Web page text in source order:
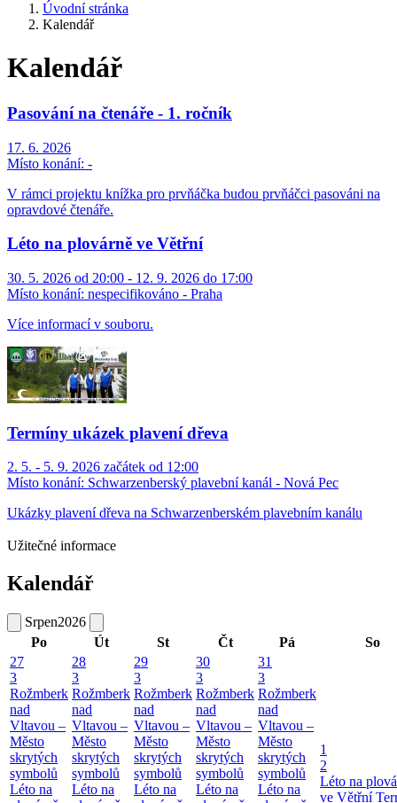
Úvodní stránka
Kalendář
Kalendář
Pasování na čtenáře - 1. ročník
17. 6. 2026
Místo konání: -
V rámci projektu knížka pro prvňáčka budou prvňáčci pasováni na
opravdové čtenáře.
Léto na plovárně ve Větřní
30. 5. 2026 od 20:00 - 12. 9. 2026 do 17:00
Místo konání: nespecifikováno - Praha
Více informací v souboru.
Termíny ukázek plavení dřeva
2. 5. - 5. 9. 2026 začátek od 12:00
Místo konání: Schwarzenberský plavební kanál - Nová Pec
Ukázky plavení dřeva na Schwarzenberském plavebním kanálu
Užitečné informace
Kalendář
Srpen2026
Po
Út St Čt Pá
So
27
3
Rožmberk
nad
Vltavou –
Město
skrytých
symbolů
Léto na
28
3
Rožmberk
nad
Vltavou –
Město
skrytých
symbolů
Léto na
29
3
Rožmberk
nad
Vltavou –
Město
skrytých
symbolů
Léto na
30
3
Rožmberk
nad
Vltavou –
Město
skrytých
symbolů
Léto na
31
3
Rožmberk
nad
Vltavou –
Město
skrytých
symbolů
Léto na
1
2
Léto na
ve Větřní